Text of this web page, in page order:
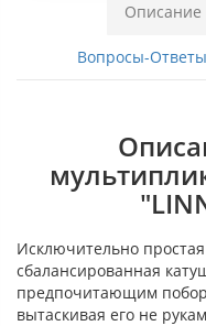
Описание
Вопросы-
Исключительно
сбалансированная
предпочитающим
вытаскивая его не